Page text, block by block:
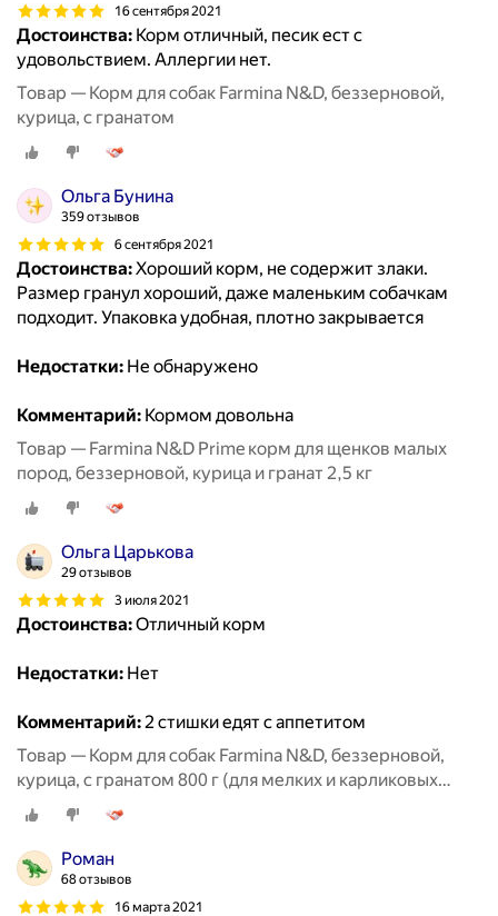
16 сентября 2021
Достоинства: Корм отличный, песик ест с
удовольствием. Аллергии нет.
Товар — Корм для собак Farmina N&D, беззерновой,
курица, с гранатом
Ольга Бунина
359 отзывов
6 сентября 2021
Достоинства:Хороший корм, не содержит злаки.
Размер гранул хороший, даже маленьким собачкам
подходит. Упаковка удобная, плотно закрывается
Недостатки: Не обнаружено
Комментарий: Кормом довольна
Товар — Farmina N&D Prime корм для щенков малых
пород, беззерновой, курица и гранат 2,5 кг
Ольга Царькова
29 отзывов
3 июля 2021
Достоинства:Отличный корм
Недостатки: Нет
Комментарий:2 стишки едят с аппетитом
Товар — Корм для собак Farmina N&D, беззерновой,
курица, с гранатом 800 г (для мелких и карликовых
пород)
Роман
68 отзывов
16 марта 2021